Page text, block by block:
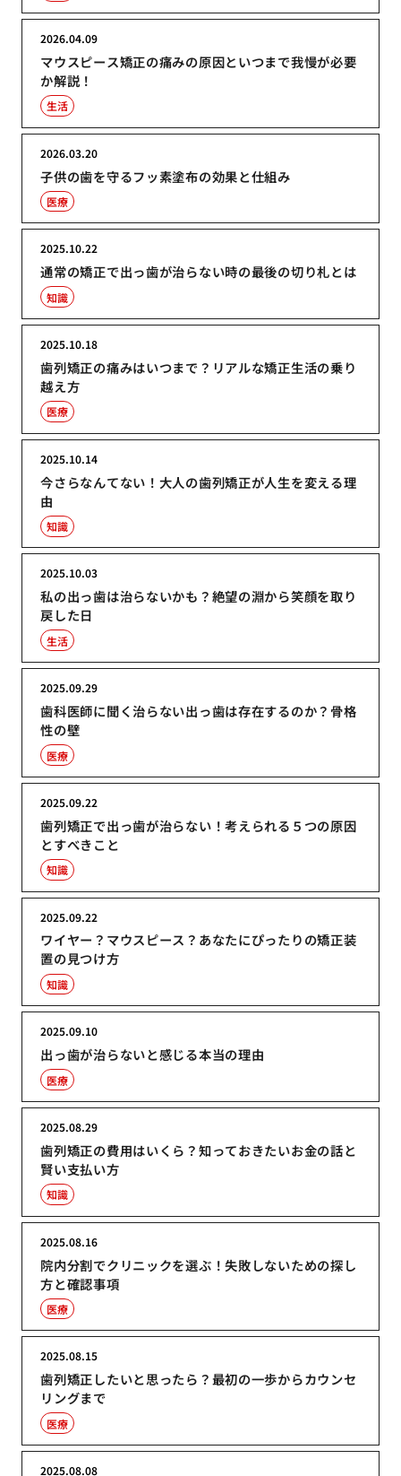
マウスピース矯正の痛みの原因といつまで我慢が必要
か解説！
2026.04.09
生活
子供の歯を守るフッ素塗布の効果と仕組み
2026.03.20
医療
通常の矯正で出っ歯が治らない時の最後の切り札とは
2025.10.22
知識
歯列矯正の痛みはいつまで？リアルな矯正生活の乗り
越え方
2025.10.18
医療
今さらなんてない！大人の歯列矯正が人生を変える理
由
2025.10.14
知識
私の出っ歯は治らないかも？絶望の淵から笑顔を取り
戻した日
2025.10.03
生活
歯科医師に聞く治らない出っ歯は存在するのか？骨格
性の壁
2025.09.29
医療
歯列矯正で出っ歯が治らない！考えられる５つの原因
とすべきこと
2025.09.22
知識
ワイヤー？マウスピース？あなたにぴったりの矯正装
置の見つけ方
2025.09.22
知識
出っ歯が治らないと感じる本当の理由
2025.09.10
医療
歯列矯正の費用はいくら？知っておきたいお金の話と
賢い支払い方
2025.08.29
知識
院内分割でクリニックを選ぶ！失敗しないための探し
方と確認事項
2025.08.16
医療
歯列矯正したいと思ったら？最初の一歩からカウンセ
リングまで
2025.08.15
医療
2025.08.08